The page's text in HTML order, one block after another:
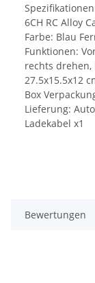
6CH RC Alloy
Farbe: Blau
Funktionen:
rechts drehen,
27.5x15.5x12
Box
Lieferung:
Ladekabel x1
Bewertungen